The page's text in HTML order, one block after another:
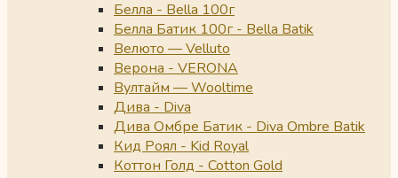
Белла - Bella 100г
Белла Батик 100г - Bella Batik
Велюто — Velluto
Верона - VERONA
Вултайм — Wooltime
Дива - Diva
Дива Омбре Батик - Diva Ombre Batik
Кид Роял - Kid Royal
Коттон Голд - Cotton Gold